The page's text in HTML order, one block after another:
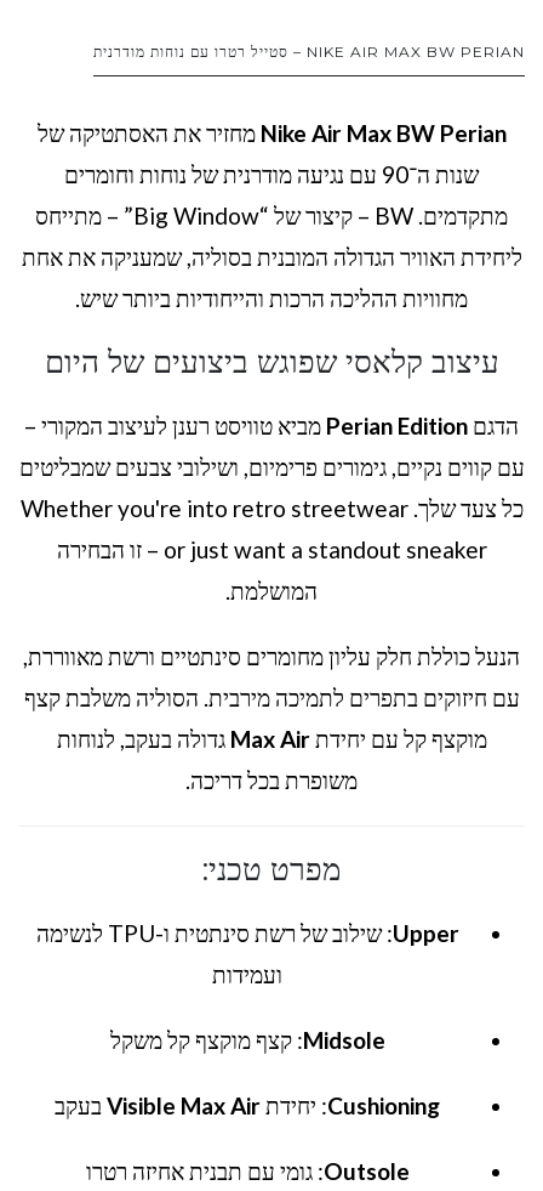
NIKE AIR MAX BW PERIAN – סטייל רטרו עם נוחות מודרנית
Nike Air Max BW Perian מחזיר את האסתטיקה של
שנות ה־90 עם נגיעה מודרנית של נוחות וחומרים
מתקדמים. BW – קיצור של “Big Window” – מתייחס
ליחידת האוויר הגדולה המובנית בסוליה, שמעניקה את אחת
מחוויות ההליכה הרכות והייחודיות ביותר שיש.
עיצוב קלאסי שפוגש ביצועים של היום
הדגם Perian Edition מביא טוויסט רענן לעיצוב המקורי –
עם קווים נקיים, גימורים פרימיום, ושילובי צבעים שמבליטים
כל צעד שלך. Whether you're into retro streetwear
or just want a standout sneaker – זו הבחירה
המושלמת.
הנעל כוללת חלק עליון מחומרים סינתטיים ורשת מאווררת,
עם חיזוקים בתפרים לתמיכה מירבית. הסוליה משלבת קצף
מוקצף קל עם יחידתMax Air גדולה בעקב, לנוחות
משופרת בכל דריכה.
מפרט טכני:
Upper
: שילוב של רשת סינתטית ו-TPU לנשימה
ועמידות
Midsole: קצף מוקצף קל משקל
Cushioning: יחידתVisible Max Airבעקב
Outsole: גומי עם תבנית אחיזה רטרו